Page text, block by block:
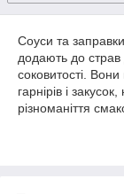
Соуси та
додають до
соковитості.
гарнірів і
різноманіття
салатів і